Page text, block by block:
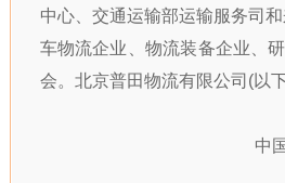
中心、交通运输部运输服务司
车物流企业、物流装备企业、
会。北京普田物流有限公司(以
中国